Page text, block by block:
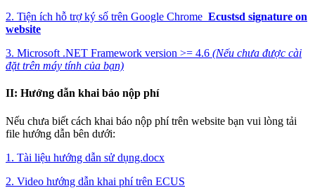
2. Tiện ích hỗ trợ ký số trên Google Chrome Ecustsd signature on
website
3. Microsoft .NET Framework version >= 4.6 (Nếu chưa được cài
đặt trên máy tính của bạn)
II: Hướng dẫn khai báo nộp phí
Nếu chưa biết cách khai báo nộp phí trên website bạn vui lòng tải
file hướng dẫn bên dưới:
1. Tài liệu hướng dẫn sử dụng.docx
2. Video hướng dẫn khai phí trên ECUS